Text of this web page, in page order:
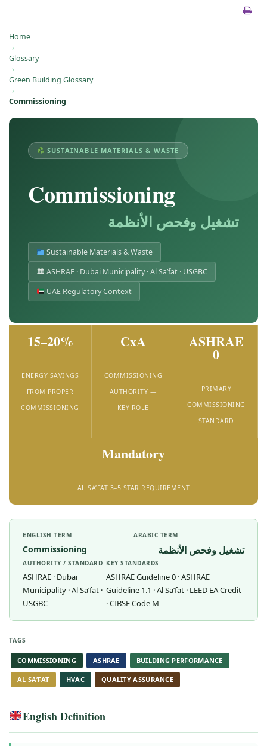
Home
›
Glossary
›
Green Building Glossary
›
Commissioning
SUSTAINABLE MATERIALS & WASTE
Commissioning
تشغيل وفحص الأنظمة
Sustainable Materials & Waste
🏛 ASHRAE · Dubai Municipality · Al Sa’fat · USGBC
UAE Regulatory Context
15–20%
ENERGY SAVINGS
FROM PROPER
COMMISSIONING
CxA
COMMISSIONING
AUTHORITY —
KEY ROLE
ASHRAE
0
PRIMARY
COMMISSIONING
STANDARD
Mandatory
AL SA’FAT 3–5 STAR REQUIREMENT
ENGLISH TERM
Commissioning
ARABIC TERM
تشغيل وفحص الأنظمة
AUTHORITY / STANDARD
ASHRAE · Dubai
Municipality · Al Sa’fat ·
USGBC
KEY STANDARDS
ASHRAE Guideline 0 · ASHRAE
Guideline 1.1 · Al Sa’fat · LEED EA Credit
· CIBSE Code M
TAGS
COMMISSIONING ASHRAE BUILDING PERFORMANCE
AL SA’FAT HVAC QUALITY ASSURANCE
English Definition